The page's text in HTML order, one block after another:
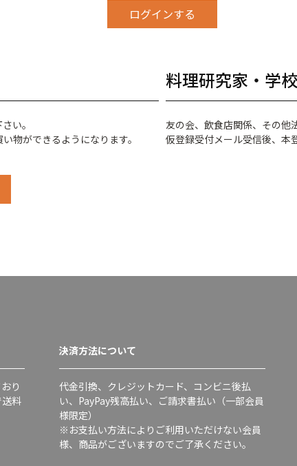
い。
物ができるようになります。
料理研究家・学
友の会、飲食店関係、その他
仮登録受付メール受信後、本
り
料
決済方法について
代金引換、クレジットカード、コンビニ後払
い、PayPay残高払い、ご請求書払い（一部会員
様限定）
※お支払い方法によりご利用いただけない会員
様、商品がございますのでご了承ください。